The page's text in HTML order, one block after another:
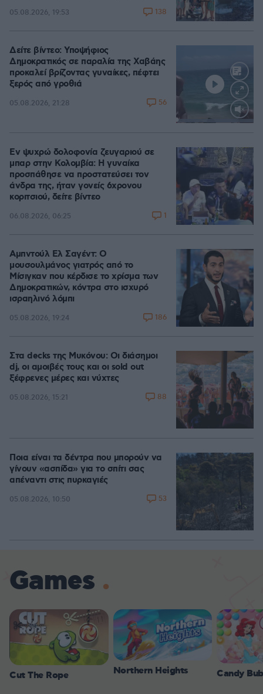
05.08.2026, 19:53 138
Loaded
Δείτε βίντεο: Υποψήφιος
Δημοκρατικός σε παραλία της Χαβάης
προκαλεί βρίζοντας γυναίκες, πέφτει
ξερός από γροθιά
05.08.2026, 21:28 56
Εν ψυχρώ δολοφονία ζευγαριού σε
μπαρ στην Κολομβία: Η γυναίκα
προσπάθησε να προστατεύσει τον
άνδρα της, ήταν γονείς 6χρονου
κοριτσιού, δείτε βίντεο
06.08.2026, 06:25 1
Αμπντούλ Ελ Σαγέντ: Ο
μουσουλμάνος γιατρός από το
Μίσιγκαν που κέρδισε το χρίσμα των
Δημοκρατικών, κόντρα στο ισχυρό
ισραηλινό λόμπι
05.08.2026, 19:24 186
Στα decks της Μυκόνου: Οι διάσημοι
dj, οι αμοιβές τους και οι sold out
ξέφρενες μέρες και νύχτες
05.08.2026, 15:21 88
Ποια είναι τα δέντρα που μπορούν να
γίνουν «ασπίδα» για το σπίτι σας
απέναντι στις πυρκαγιές
05.08.2026, 10:50 53
Games
Cut The Rope Northern Heights Candy